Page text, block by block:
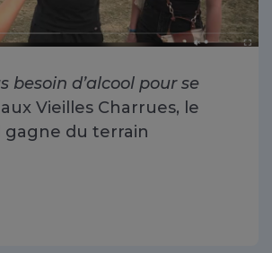
besoin d’alcool pour se
aux Vieilles Charrues, le
gagne du terrain